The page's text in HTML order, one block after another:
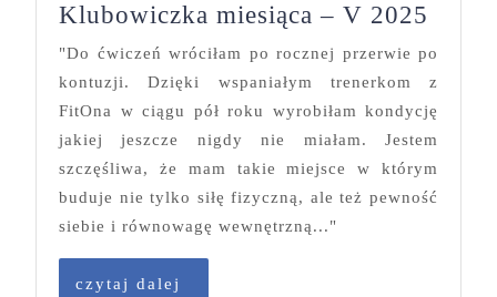
Klubowiczka miesiąca – V 2025
–
V
2025
"Do ćwiczeń wróciłam po rocznej przerwie po
kontuzji. Dzięki wspaniałym trenerkom z
FitOna w ciągu pół roku wyrobiłam kondycję
jakiej jeszcze nigdy nie miałam. Jestem
szczęśliwa, że mam takie miejsce w którym
buduje nie tylko siłę fizyczną, ale też pewność
siebie i równowagę wewnętrzną..."
czytaj dalej